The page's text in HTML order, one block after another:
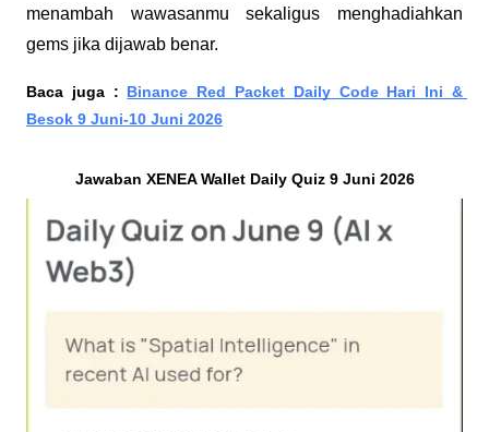
menambah wawasanmu sekaligus menghadiahkan
gems jika dijawab benar.
Baca juga : Binance Red Packet Daily Code Hari Ini &
Besok 9 Juni-10 Juni 2026
Jawaban XENEA Wallet Daily Quiz 9 Juni 2026